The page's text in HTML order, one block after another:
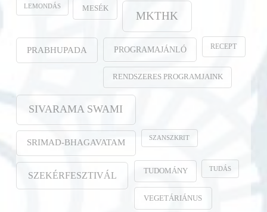
LEMONDÁS MESÉK
MKTHK
PRABHUPADA PROGRAMAJÁNLÓ RECEPT
RENDSZERES PROGRAMJAINK
SIVARAMA SWAMI
SRIMAD-BHAGAVATAM SZANSZKRIT
SZEKÉRFESZTIVÁL TUDOMÁNY TUDÁS
VEGETÁRIÁNUS